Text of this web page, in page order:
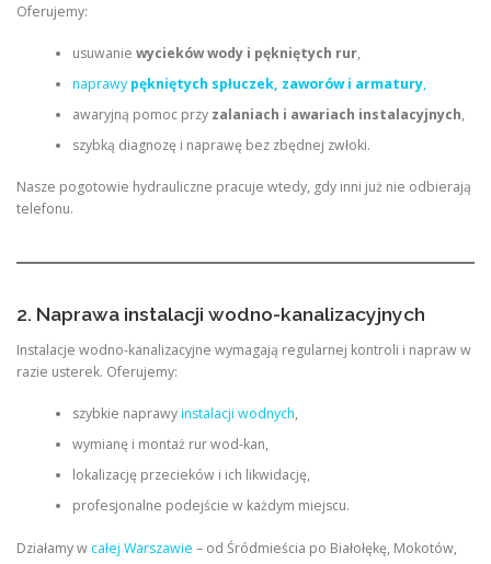
Oferujemy:
usuwanie wycieków wody i pękniętych rur,
naprawy pękniętych spłuczek, zaworów i armatury,
awaryjną pomoc przy zalaniach i awariach instalacyjnych,
szybką diagnozę i naprawę bez zbędnej zwłoki.
Nasze pogotowie hydrauliczne pracuje wtedy, gdy inni już nie odbierają
telefonu.
2. Naprawa instalacji wodno-kanalizacyjnych
Instalacje wodno-kanalizacyjne wymagają regularnej kontroli i napraw w
razie usterek. Oferujemy:
szybkie naprawyinstalacji wodnych,
wymianę i montaż rur wod-kan,
lokalizację przecieków i ich likwidację,
profesjonalne podejście w każdym miejscu.
Działamy w całej Warszawie – od Śródmieścia po Białołękę, Mokotów,